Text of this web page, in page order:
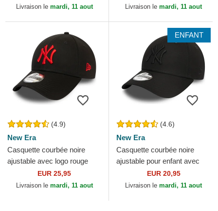
Los Angeles Dodgers...
Livraison le mardi, 11 aout
York Yankees MLB...
Livraison le mardi, 11 aout
(4.9)
New Era
Casquette courbée noire
ajustable avec logo rouge
9FORTY League Essential
New York Yankees MLB...
EUR 25,95
Livraison le mardi, 11 aout
ENFANT
(4.6)
New Era
Casquette courbée noire
ajustable pour enfant avec
logo noir 9FORTY League
Essential New York...
EUR 20,95
Livraison le mardi, 11 aout